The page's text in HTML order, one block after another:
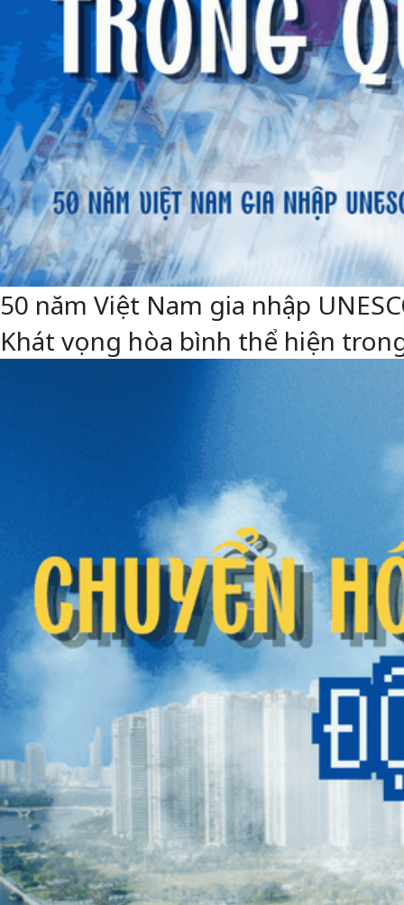
50 năm Việt Nam gia nhập
Khát vọng hòa bình thể hiện